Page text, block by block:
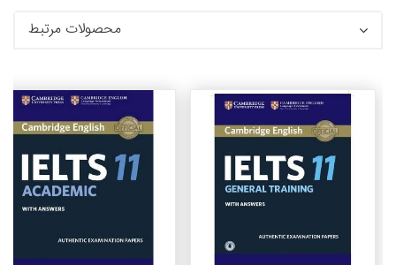
محصولات مرتبط
جزئیات